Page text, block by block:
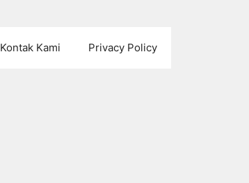
Kontak Kami Privacy Policy